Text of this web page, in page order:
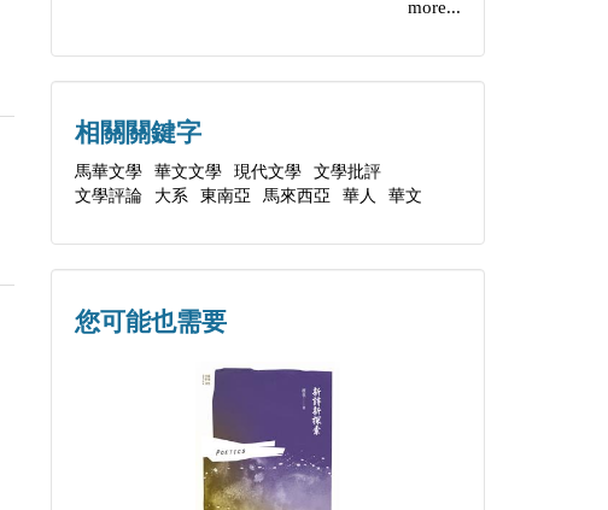
more...
相關關鍵字
馬華文學 華文文學 現代文學
文學批評
文學評論
大系 東南亞 馬來西亞 華人 華文
您可能也需要